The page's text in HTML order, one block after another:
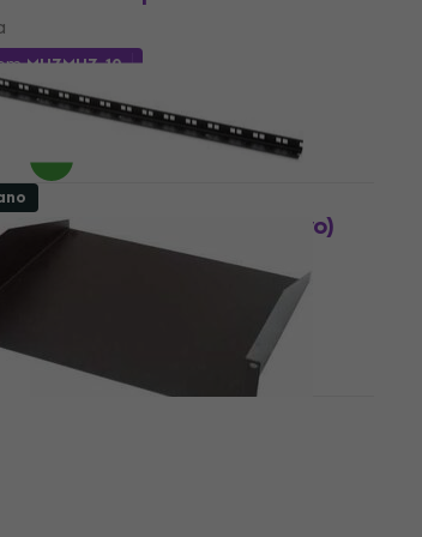
MUZMUZ-10
Rack oprema (Kao novo)